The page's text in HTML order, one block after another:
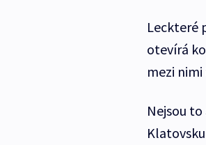
Leckteré
otevírá
mezi
Nejsou